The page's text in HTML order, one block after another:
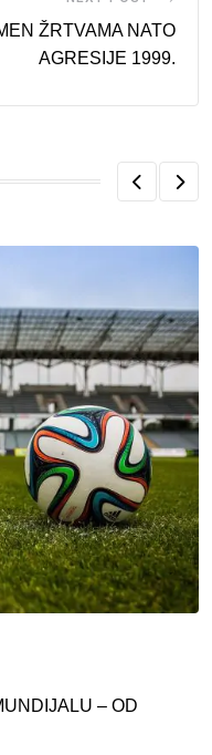
ŽRTVAMA NATO
AGRESIJE 1999.
– OD